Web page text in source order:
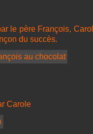
le père François,
du succès.
Carole